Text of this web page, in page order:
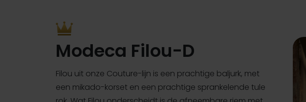
Modeca Filou-D
Filou uit onze Couture-lijn is een prachtige baljurk, met
een mikado-korset en een prachtige sprankelende tule